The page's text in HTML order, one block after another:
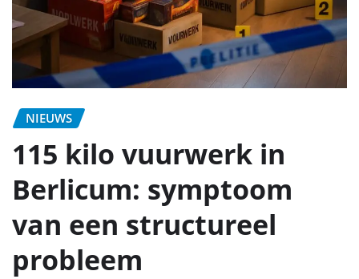
NIEUWS
115 kilo vuurwerk in
Berlicum: symptoom
van een structureel
probleem